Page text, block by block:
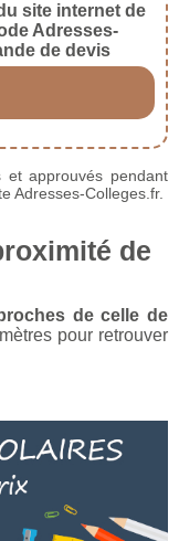
site internet de
Adresses-
de devis
et approuvés pendant
Adresses-Colleges.fr.
de
de celle de
pour retrouver